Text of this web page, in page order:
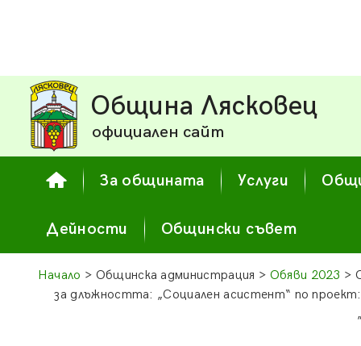
Община Лясковец
официален сайт
За общината Услуги
Дейности Общински съвет
Начало > Общинска администрация > Обяви 2023 >
за длъжността: „Социален асистент“ по